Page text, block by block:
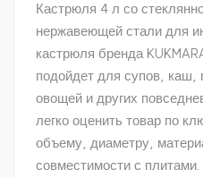
Кастрюля 4 л со
нержавеющей стали для
кастрюля бренда
подойдет для супов, каш,
овощей и других
легко оценить товар по
объему, диаметру,
совместимости с